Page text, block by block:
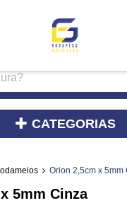
CATEGORIAS
Orion 2,5cm x 5mm
5mm Cinza